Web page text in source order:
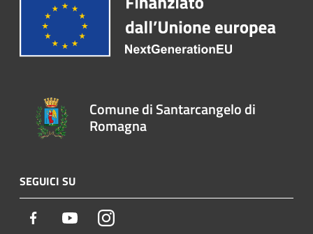
Comune di Santarcangelo di
Romagna
SEGUICI SU
Facebook YoutubeInstagram